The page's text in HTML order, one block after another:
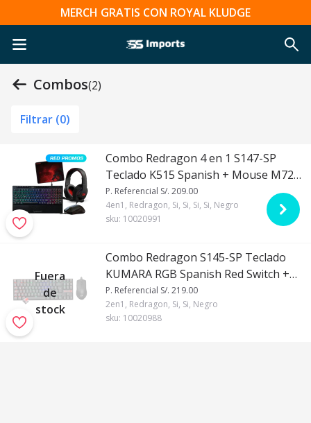
MERCH GRATIS CON ROYAL KLUDGE
Combos(2)
Filtrar (0)
Combo Redragon 4 en 1 S147-SP
Teclado K515 Spanish + Mouse M724
+ Auricular H211 + Pad P016
P. Referencial S/. 209.00
4en1, Redragon, Si, Si, Si, Si, Negro
sku: 10020991
Fuera
de
stock
Combo Redragon S145-SP Teclado
KUMARA RGB Spanish Red Switch +
Mouse M724 BLACK
P. Referencial S/. 219.00
2en1, Redragon, Si, Si, Negro
sku: 10020988